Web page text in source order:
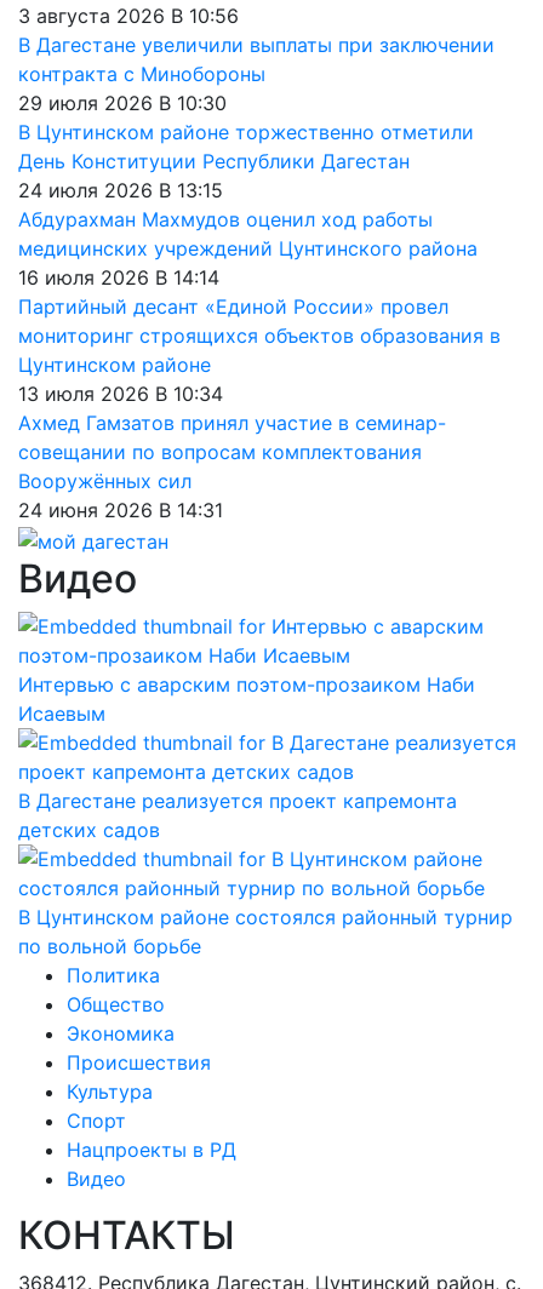
3 августа 2026 В 10:56
В Дагестане увеличили выплаты при заключении
контракта с Минобороны
29 июля 2026 В 10:30
В Цунтинском районе торжественно отметили
День Конституции Республики Дагестан
24 июля 2026 В 13:15
Абдурахман Махмудов оценил ход работы
медицинских учреждений Цунтинского района
16 июля 2026 В 14:14
Партийный десант «Единой России» провел
мониторинг строящихся объектов образования в
Цунтинском районе
13 июля 2026 В 10:34
Ахмед Гамзатов принял участие в семинар-
совещании по вопросам комплектования
Вооружённых сил
24 июня 2026 В 14:31
Видео
Интервью с аварским поэтом-прозаиком Наби
Исаевым
В Дагестане реализуется проект капремонта
детских садов
В Цунтинском районе состоялся районный турнир
по вольной борьбе
Политика
Общество
Экономика
Происшествия
Культура
Спорт
Нацпроекты в РД
Видео
КОНТАКТЫ
368412. Республика Дагестан, Цунтинский район, с.